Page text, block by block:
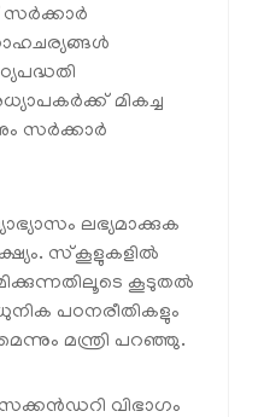
സർക്കാർ
മികച്ച
സർക്കാർ
ലഭ്യമാക്കുക
സ്കൂളുകളിൽ
കൂടുതൽ
പഠനരീതികളും
മന്ത്രി പറഞ്ഞു.
വിഭാഗം